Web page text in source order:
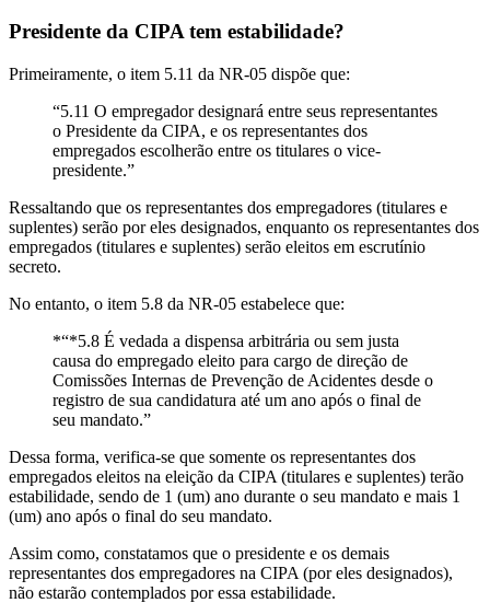
Presidente da CIPA tem estabilidade?
Primeiramente, o item 5.11 da NR-05 dispõe que:
“5.11 O empregador designará entre seus representantes
o Presidente da CIPA, e os representantes dos
empregados escolherão entre os titulares o vice-
presidente.”
Ressaltando que os representantes dos empregadores (titulares e
suplentes) serão por eles designados, enquanto os representantes dos
empregados (titulares e suplentes) serão eleitos em escrutínio
secreto.
No entanto, o item 5.8 da NR-05 estabelece que:
*“*5.8 É vedada a dispensa arbitrária ou sem justa
causa do empregado eleito para cargo de direção de
Comissões Internas de Prevenção de Acidentes desde o
registro de sua candidatura até um ano após o final de
seu mandato.”
Dessa forma, verifica-se que somente os representantes dos
empregados eleitos na eleição da CIPA (titulares e suplentes) terão
estabilidade, sendo de 1 (um) ano durante o seu mandato e mais 1
(um) ano após o final do seu mandato.
Assim como, constatamos que o presidente e os demais
representantes dos empregadores na CIPA (por eles designados),
não estarão contemplados por essa estabilidade.